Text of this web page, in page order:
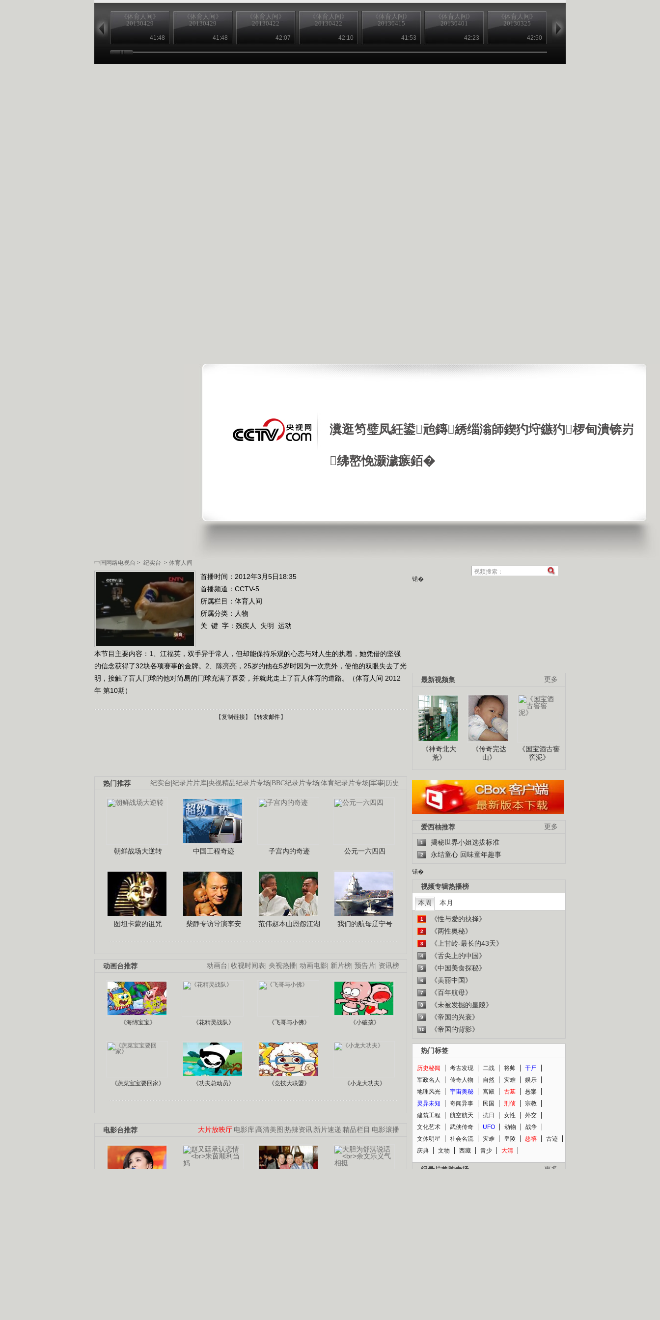
瀵逛笉璧凤紝鍙兘鏄綉缁滃師鍥犳垨鏃犳椤甸潰锛岃
绋嶅悗灏濊瘯銆�
中国网络电视台 > 纪实台 > 体育人间
《体育人间》
20130429
41:48
《体育人间》
20130429
41:48
《体育人间》
20130422
42:07
《体育人间》
20130422
42:10
《体育人间》
20130415
41:53
《体育人间》
20130401
42:23
《体育人间》
20130325
42:50
首播时间：2012年3月5日18:35
首播频道： CCTV-5
所属栏目： 体育人间
所属分类：人物
关 键 字： 残疾人 失明 运动
本节目主要内容：1、江福英，双手异于常人，但却能保持乐观的心态与对人生的执着，她凭借的坚强
的信念获得了32块各项赛事的金牌。2、陈亮亮，25岁的他在5岁时因为一次意外，使他的双眼失去了光
明，接触了盲人门球的他对简易的门球充满了喜爱，并就此走上了盲人体育的道路。（体育人间 2012
年 第10期）
【复制链接】【转发邮件 】
纪实台 纪录片片库 央视精品纪录片专场 BBC纪录片专场 体育纪录片专场 军事 历史
热门推荐
朝鲜战场大逆转 中国工程奇迹 子宫内的奇迹 公元一六四四
图坦卡蒙的诅咒 柴静专访导演李安 范伟赵本山恩怨江湖 我们的航母辽宁号
动画台 收视时间表 央视热播 动画电影 新片榜 预告片 资讯榜
动画台推荐
《海绵宝宝》 《花精灵战队》 《飞哥与小佛》 《小破孩》
《蔬菜宝宝要回家》 《功夫总动员》 《竞技大联盟》 《小龙大功夫》
大片放映厅 电影库 高清美图 热辣资讯 新片速递 精品栏目 电影滚播
电影台推荐
锘�
更多
最新视频集
《神奇北大
荒》
《传奇完达
山》
《国宝酒古窖
窖泥》
更多
爱西柚推荐
1 揭秘世界小姐选拔标准
2 永结童心 回味童年趣事
锘�
视频专辑热播榜
本周 本月
1 《性与爱的抉择》
2 《两性奥秘》
3 《上甘岭-最长的43天》
4 《舌尖上的中国》
5 《中国美食探秘》
6 《美丽中国》
7 《百年航母》
8 《未被发掘的皇陵》
9 《帝国的兴衰》
10 《帝国的背影》
热门标签
历史秘闻 考古发现 二战 将帅
干尸
军政名人
传奇人物 自然 灾难
娱乐
地理风光
宇宙奥秘 宫殿 古墓
悬案
灵异未知
奇闻异事 民国 刑侦
宗教
建筑工程
航空航天 抗日 女性
外交
文化艺术
武侠传奇 UFO 动物
战争
文体明星
社会名流 灾难 皇陵 慈禧
古迹
庆典
文物 西藏 青少 大清
更多
纪录片热映专场